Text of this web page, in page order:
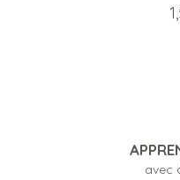
avec